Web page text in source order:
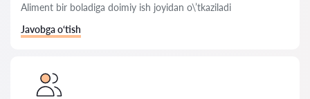
Aliment bir boladiga doimiy ish joyidan o\’tkaziladi
Javobga o‘tish